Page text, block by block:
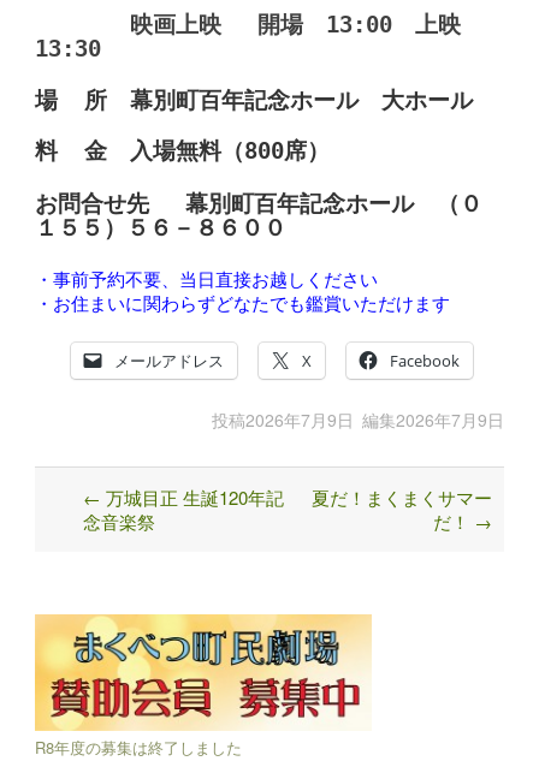
映画上映
開場 13:00 上映
13:30
場 所 幕別町百年記念ホール 大ホール
料 金 入場無料（800席）
お問合せ先 幕別町百年記念ホール （０
１５５）５６－８６００
・事前予約不要、当日直接お越しください
・お住まいに関わらずどなたでも鑑賞いただけます
メールアドレス X Facebook
投稿2026年7月9日 編集2026年7月9日
Post
navigation
← 万城目正 生誕120年記
念音楽祭
夏だ！まくまくサマー
だ！ →
R8年度の募集は終了しました